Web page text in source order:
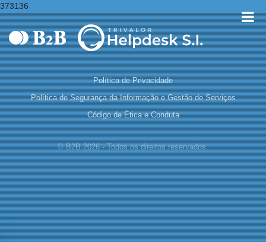
373136
Política de Privacidade
Política de Segurança da Informação e Gestão de Serviços
Código de Ética e Conduta
© B2B 2026 - Todos os direitos reservados.